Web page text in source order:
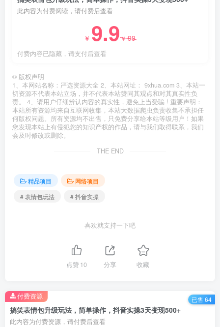
此内容为付费阅读，请付费后查看
￥ 9.9￥99
付费内容已隐藏，请支付后查看
© 版权声明
1、本网站名称：严选资源大全 2、本站网址： 9xhua.com 3、本站一
切资源不代表本站立场，并不代表本站赞同其观点和对其真实性负
责。 4、请用户仔细辨认内容的真实性，避免上当受骗 ! 重要声明：
本站所有资源均来自互联网收集，本站大数据爬虫负责收集不承担任
何版权问题。所有资源均不出售，只免费分享给本站等级用户！如果
您发现本站上有侵犯您的知识产权的作品，请与我们取得联系，我们
会及时修改或删除。
THE END
精品项目
网络项目
# 表情包玩法
# 抖音实操
喜欢就支持一下吧
点赞10 分享 收藏
搞笑表情包升级玩法，简单操作，抖音实操3天变现500+
此内容为付费资源，请付费后查看
付费资源 已售 64